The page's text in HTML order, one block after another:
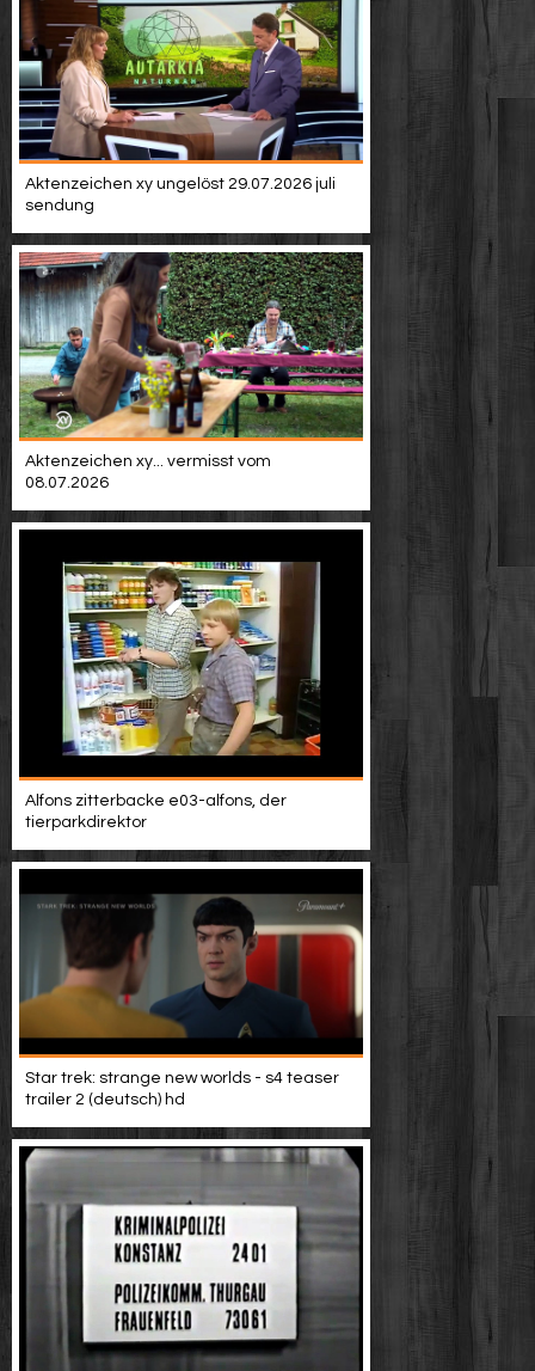
Aktenzeichen xy ungelöst 29.07.2026 juli
sendung
Aktenzeichen xy... vermisst vom
08.07.2026
Alfons zitterbacke e03-alfons, der
tierparkdirektor
Star trek: strange new worlds - s4 teaser
trailer 2 (deutsch) hd